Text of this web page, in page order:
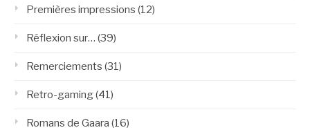
Premières impressions (12)
Réflexion sur… (39)
Remerciements (31)
Retro-gaming(41)
Romans de Gaara (16)